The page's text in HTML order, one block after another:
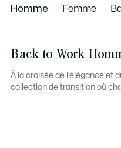
Homme Femme
Back to Work
À la croisée de l’élégance et
collection de transition où